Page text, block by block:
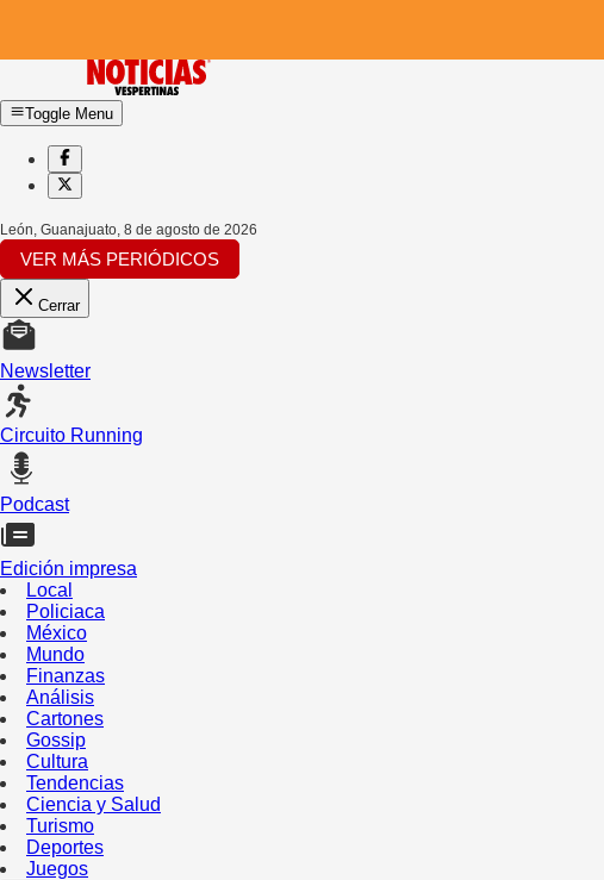
Toggle Menu
León, Guanajuato, 8 de agosto de 2026
VER MÁS PERIÓDICOS
Cerrar
Newsletter
Circuito Running
Podcast
Edición impresa
Local
Policiaca
México
Mundo
Finanzas
Análisis
Cartones
Gossip
Cultura
Tendencias
Ciencia y Salud
Turismo
Deportes
Juegos